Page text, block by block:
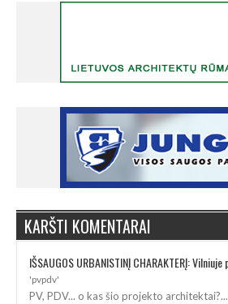
KARŠTI KOMENTARAI
'pvpdv'
PV, PDV... o kas šio projekto architektai?...